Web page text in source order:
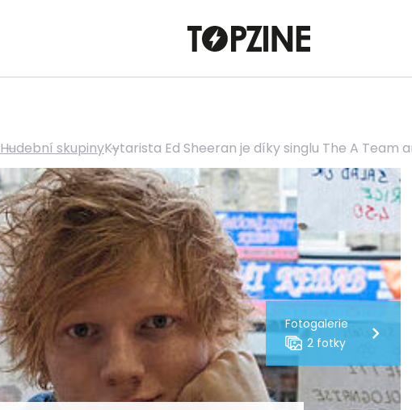
Hudební skupinyKytarista Ed Sheeran je díky singlu The A Team
Fotogalerie
2 fotky